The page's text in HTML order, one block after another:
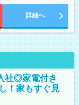
詳細へ
社◎家電付き
！家もすぐ見